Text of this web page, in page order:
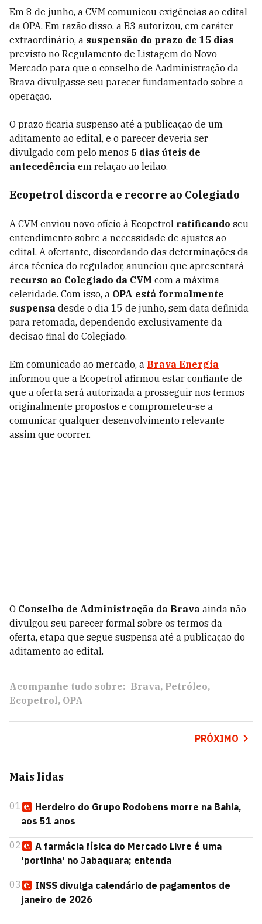
Em 8 de junho, a CVM comunicou exigências ao edital
da OPA. Em razão disso, a B3 autorizou, em caráter
extraordinário, a suspensão do prazo de 15 dias
previsto no Regulamento de Listagem do Novo
Mercado para que o conselho de Aadministração da
Brava divulgasse seu parecer fundamentado sobre a
operação.
O prazo ficaria suspenso até a publicação de um
aditamento ao edital, e o parecer deveria ser
divulgado com pelo menos 5 dias úteis de
antecedência em relação ao leilão.
Ecopetrol discorda e recorre ao Colegiado
A CVM enviou novo ofício à Ecopetrol ratificando seu
entendimento sobre a necessidade de ajustes ao
edital. A ofertante, discordando das determinações da
área técnica do regulador, anunciou que apresentará
recurso ao Colegiado da CVM com a máxima
celeridade. Com isso, a OPA está formalmente
suspensa desde o dia 15 de junho, sem data definida
para retomada, dependendo exclusivamente da
decisão final do Colegiado.
Em comunicado ao mercado, a Brava Energia
informou que a Ecopetrol afirmou estar confiante de
que a oferta será autorizada a prosseguir nos termos
originalmente propostos e comprometeu-se a
comunicar qualquer desenvolvimento relevante
assim que ocorrer.
O Conselho de Administração da Brava ainda não
divulgou seu parecer formal sobre os termos da
oferta, etapa que segue suspensa até a publicação do
aditamento ao edital.
Acompanhe tudo sobre: Brava Petróleo
Ecopetrol OPA
PRÓXIMO
Mais lidas
01
Herdeiro do Grupo Rodobens morre na Bahia,
aos 51 anos
02
A farmácia física do Mercado Livre é uma
'portinha' no Jabaquara; entenda
03
INSS divulga calendário de pagamentos de
janeiro de 2026